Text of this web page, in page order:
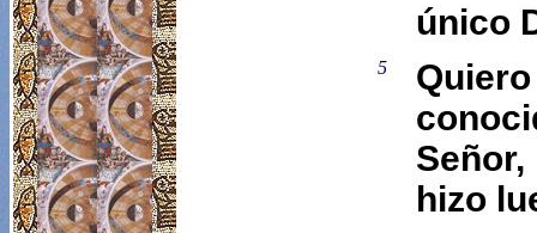
único
5
hizo